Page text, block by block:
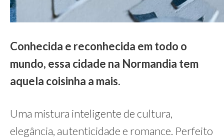
Conhecida e reconhecida em todo o
mundo, essa cidade na Normandia tem
aquela coisinha a mais.
Uma mistura inteligente de cultura,
elegância, autenticidade e romance. Perfeito